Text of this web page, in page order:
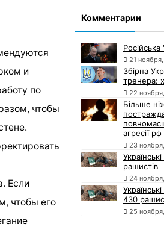
и
по
чтобы
Если
чтобы его
Комментарии
Російська
21
Збірна
тренера:
22
Більше
агресії рф
23
рашистів
24
430
25